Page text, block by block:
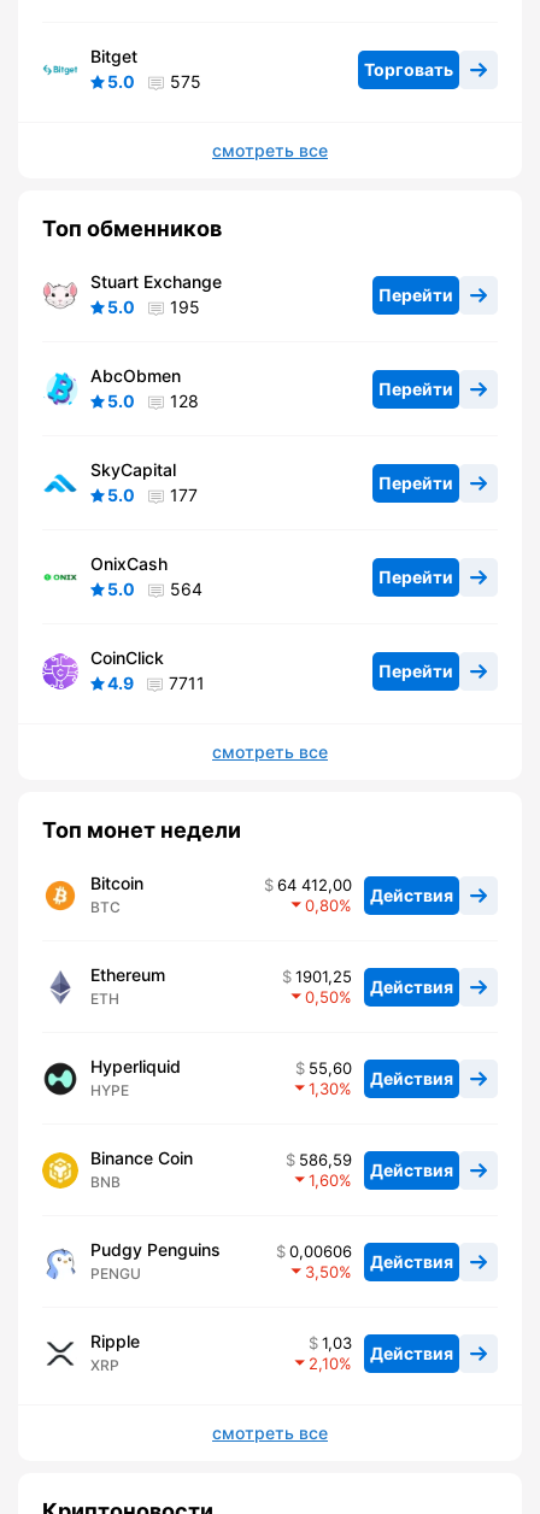
Bitget
5.0
575
Торговать
смотреть все
Топ обменников
Stuart Exchange
5.0
195
Перейти
AbcObmen
5.0
128
Перейти
SkyCapital
5.0
177
Перейти
OnixCash
5.0
564
Перейти
CoinClick
4.9
7711
Перейти
смотреть все
Топ монет недели
Bitcoin
BTC
64 412,00
0,80
Действия
Ethereum
ETH
1901,25
0,50
Действия
Hyperliquid
HYPE
55,60
1,30
Действия
Binance Coin
BNB
586,59
1,60
Действия
Pudgy Penguins
PENGU
0,00606
3,50
Действия
Ripple
XRP
1,03
2,10
Действия
смотреть все